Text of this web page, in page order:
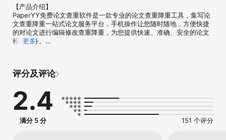
【产品介绍】
PaperYY免费论文查重软件是一款专业的论文查重降重工具，集写论
文查重降重一站式论文服务平台，手机操作让您随时随地，方便快捷
的对论文进行编辑修改查重降重，为您提供快速、准确、安全的论文
检测服务。
结构
-海量论文资料，数亿专业文献资料随查随用
【官网地址】
https://www.paperyy.com/
【联系我们】
在使用过程中如有建议或意见，请关注“PaperYY微信公众号”
更多
评分及评论
2.4
满分 5 分 151 个评分